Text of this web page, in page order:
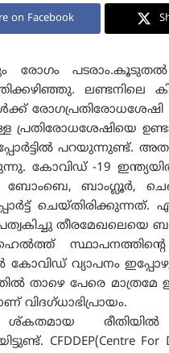
on Facebook
പടരാം.കൂടുതൽ
ലണ്ടനിലെ
പ്രതിരോധശേഷിയെ
കോവിഡ് -19
ബാംഗ്ലൂർ,
കോവിഡ് വ്യാപനം
പേരെ മാത്രമേ
വിദഗ്ധാഭിപ്രായം.
രീതിയിൽ
CFDDEP(Centre For